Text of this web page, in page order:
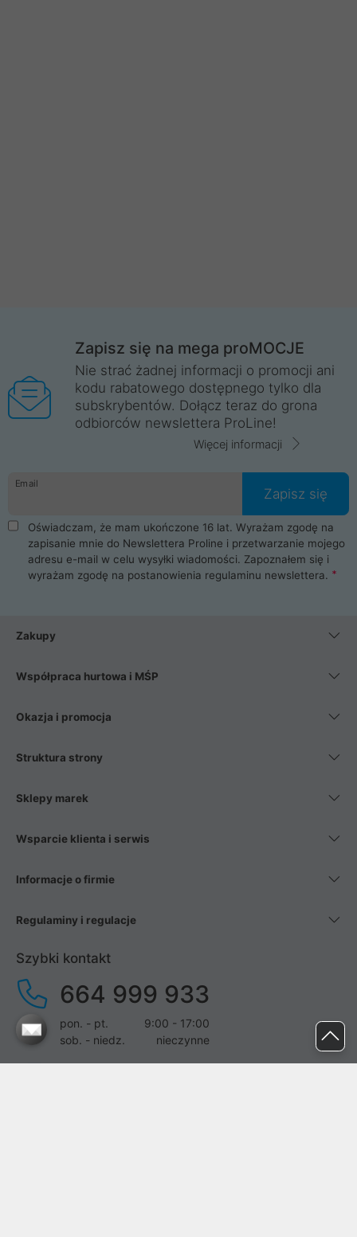
Zapisz się na mega proMOCJE
Nie strać żadnej informacji o promocji ani
kodu rabatowego dostępnego tylko dla
subskrybentów. Dołącz teraz do grona
odbiorców newslettera ProLine!
Więcej informacji
Email
Zapisz się
Oświadczam, że mam ukończone 16 lat. Wyrażam zgodę na
zapisanie mnie do Newslettera Proline i przetwarzanie mojego
adresu e-mail w celu wysyłki wiadomości. Zapoznałem się i
wyrażam zgodę na postanowienia regulaminu newslettera.
Zakupy
Współpraca hurtowa i MŚP
Okazja i promocja
Struktura strony
Sklepy marek
Wsparcie klienta i serwis
Informacje o firmie
Regulaminy i regulacje
Szybki kontakt
664 999 933
pon. - pt.
9:00 - 17:00
sob. - niedz.
nieczynne